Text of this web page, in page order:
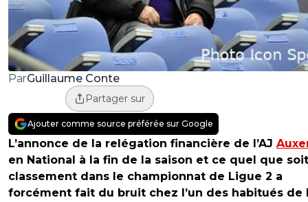
ParGuillaume Conte
Partager sur
Ajouter comme source préférée sur Google
L’annonce de la relégation financière de l’AJ
en National à la fin de la saison et ce quel que
classement dans le championnat de Ligue 2 a
forcément fait du bruit chez l’un des habitués de